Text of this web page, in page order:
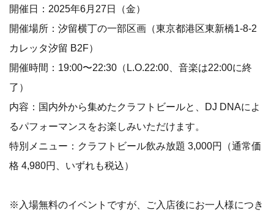
開催日：2025年6月27日（金）
開催場所：汐留横丁の一部区画（東京都港区東新橋1-8-2
カレッタ汐留 B2F）
開催時間：19:00〜22:30（L.O.22:00、音楽は22:00に終
了）
内容：国内外から集めたクラフトビールと、DJ DNAによ
るパフォーマンスをお楽しみいただけます。
特別メニュー：クラフトビール飲み放題 3,000円（通常価
格 4,980円、いずれも税込）
※入場無料のイベントですが、ご入店後にお一人様につき